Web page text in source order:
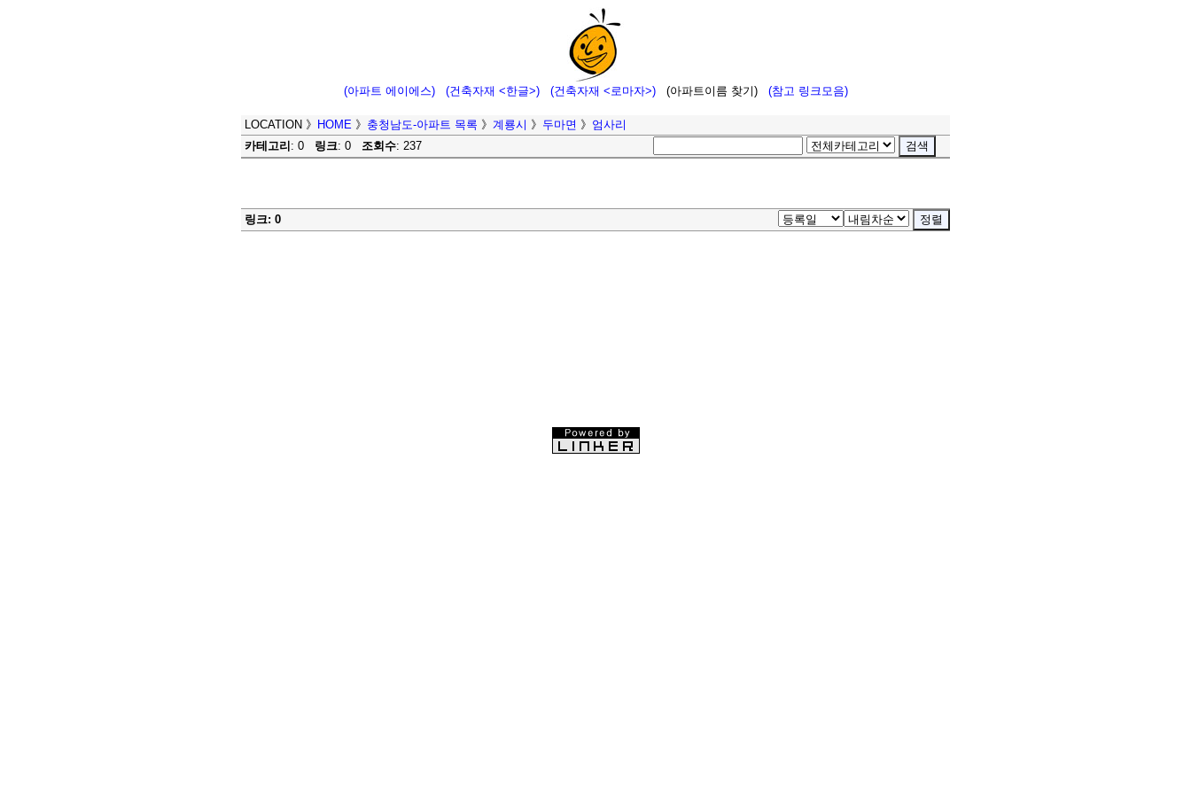
(아파트 에이에스) (건축자재 <한글>) (건축자재 <로마자>) (아파트이름 찾기) (참고 링크모음)
LOCATION 》 HOME 》 충청남도-아파트 목록 》 계룡시 》 두마면 》 엄사리
카테고리 : 0 링크: 0 조회수: 237
링크: 0